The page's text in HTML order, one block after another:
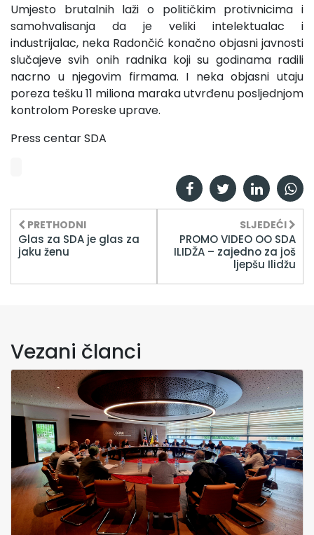
Umjesto brutalnih laži o političkim protivnicima i
samohvalisanja da je veliki intelektualac i
industrijalac, neka Radončić konačno objasni javnosti
slučajeve svih onih radnika koji su godinama radili
nacrno u njegovim firmama. I neka objasni utaju
poreza tešku 11 miliona maraka utvrđenu posljednjom
kontrolom Poreske uprave.
Press centar SDA
PRETHODNI
Glas za SDA je glas za
jaku ženu
SLJEDEĆI
PROMO VIDEO OO SDA
ILIDŽA – zajedno za još
ljepšu Ilidžu
Vezani članci